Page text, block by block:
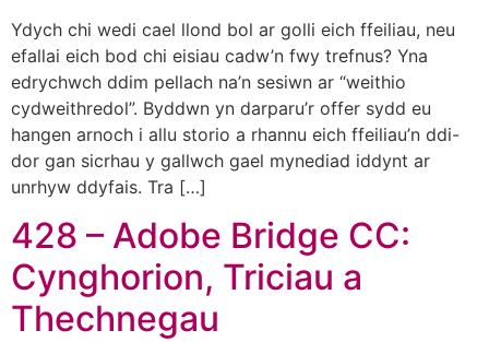
Ydych chi wedi cael llond bol ar golli eich ffeiliau, neu
efallai eich bod chi eisiau cadw’n fwy trefnus? Yna
edrychwch ddim pellach na’n sesiwn ar “weithio
cydweithredol”. Byddwn yn darparu’r offer sydd eu
hangen arnoch i allu storio a rhannu eich ffeiliau’n ddi-
dor gan sicrhau y gallwch gael mynediad iddynt ar
unrhyw ddyfais. Tra […]
428 – Adobe Bridge CC:
Cynghorion, Triciau a
Thechnegau